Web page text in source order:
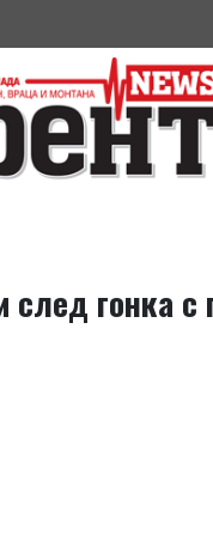
след гонка